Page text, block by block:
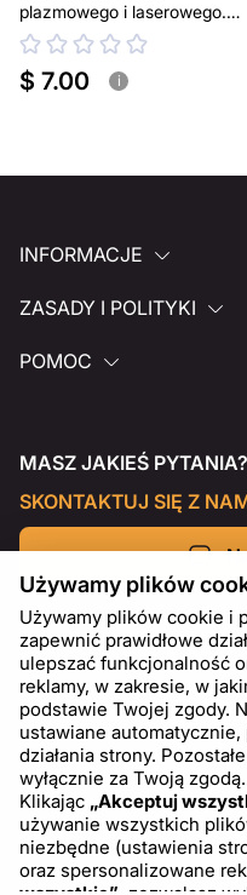
plazmowego i laserowego.
Przenośny grill BBQ
$ 7.00 i
INFORMACJE
ZASADY I POLITYKI
POMOC
MASZ JAKIEŚ PYTANIA?
SKONTAKTUJ SIĘ Z
PL
Używamy plików
Używamy plików cookie i
zapewnić prawidłowe
ulepszać funkcjonalność
reklamy, w zakresie, w
podstawie Twojej zgody.
ustawiane
działania strony.
wyłącznie za Twoją zgodą.
Klikając „Akceptuj
używanie wszystkich
niezbędne (ustawienia
oraz spersonalizowane